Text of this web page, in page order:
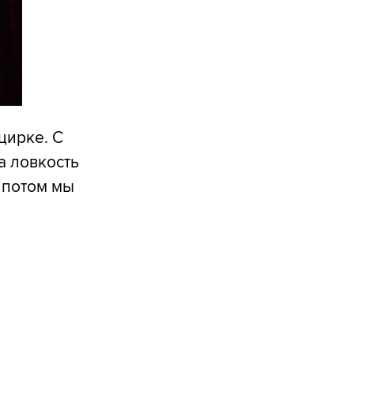
С
ловкость
мы